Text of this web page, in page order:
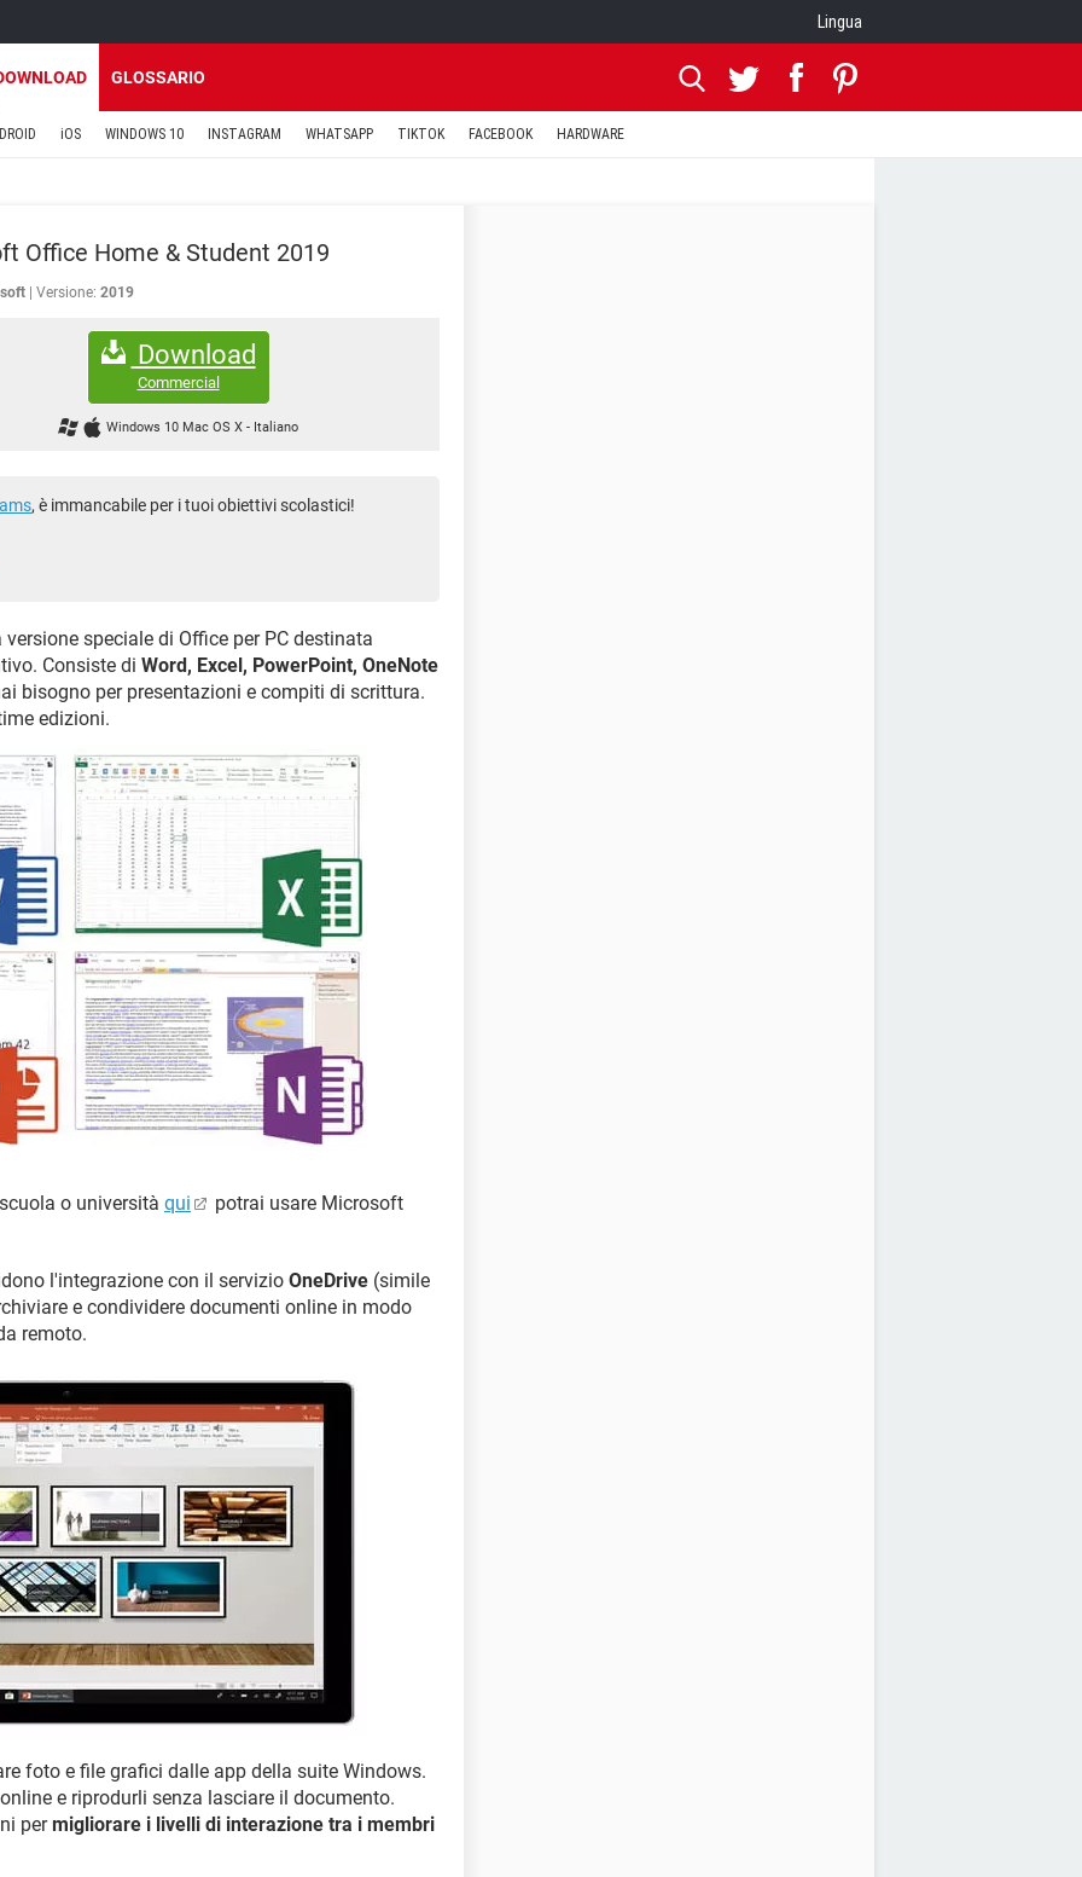
Lingua
GLOSSARIO
iOS WINDOWS 10 INSTAGRAM WHATSAPP TIKTOK FACEBOOK HARDWARE
Office Home & Student 2019
Versione: 2019
Download
Commercial
Windows 10 Mac OS X - Italiano
, è immancabile per i tuoi obiettivi scolastici!
versione speciale di Office per PC destinata
Consiste di Word, Excel, PowerPoint, OneNote
bisogno per presentazioni e compiti di scrittura.
edizioni.
o università qui
potrai usare Microsoft
l'integrazione con il servizio OneDrive (simile
e condividere documenti online in modo
remoto.
foto e file grafici dalle app della suite Windows.
e riprodurli senza lasciare il documento.
permigliorare i livelli di interazione tra i membri